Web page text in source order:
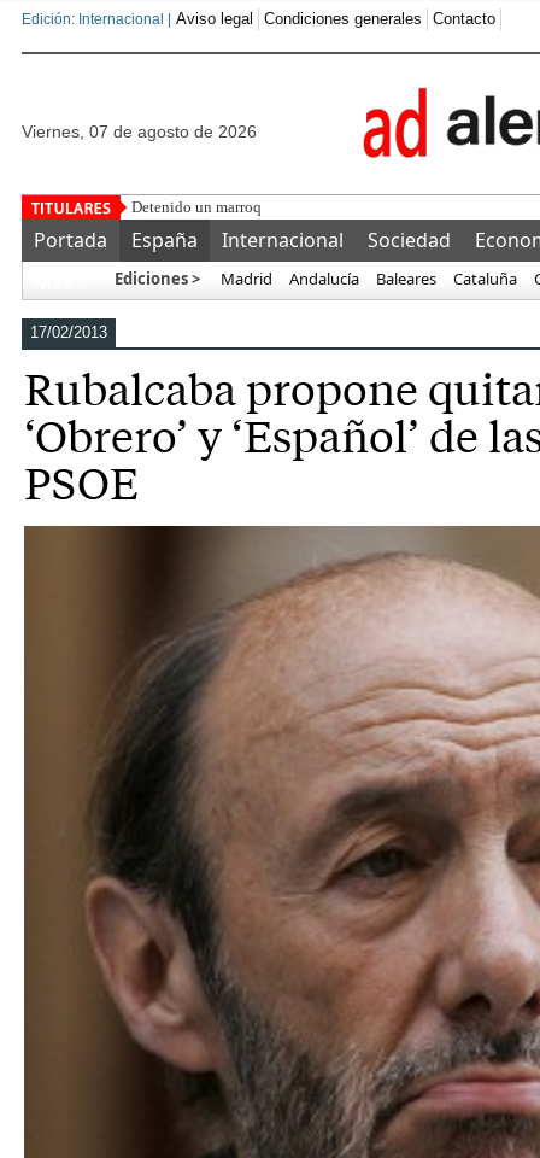
Edición: Internacional | Aviso legal Condiciones generales Contacto
viernes, 07 de agosto de 2026
Detenido un marroquí tras golpear, secuestrar en un coche
Portada España Internacional Sociedad
Ediciones > Madrid Andalucía Baleares Cataluña
17/02/2013
Rubalcaba propone
‘Obrero’ y ‘Español’ de
PSOE